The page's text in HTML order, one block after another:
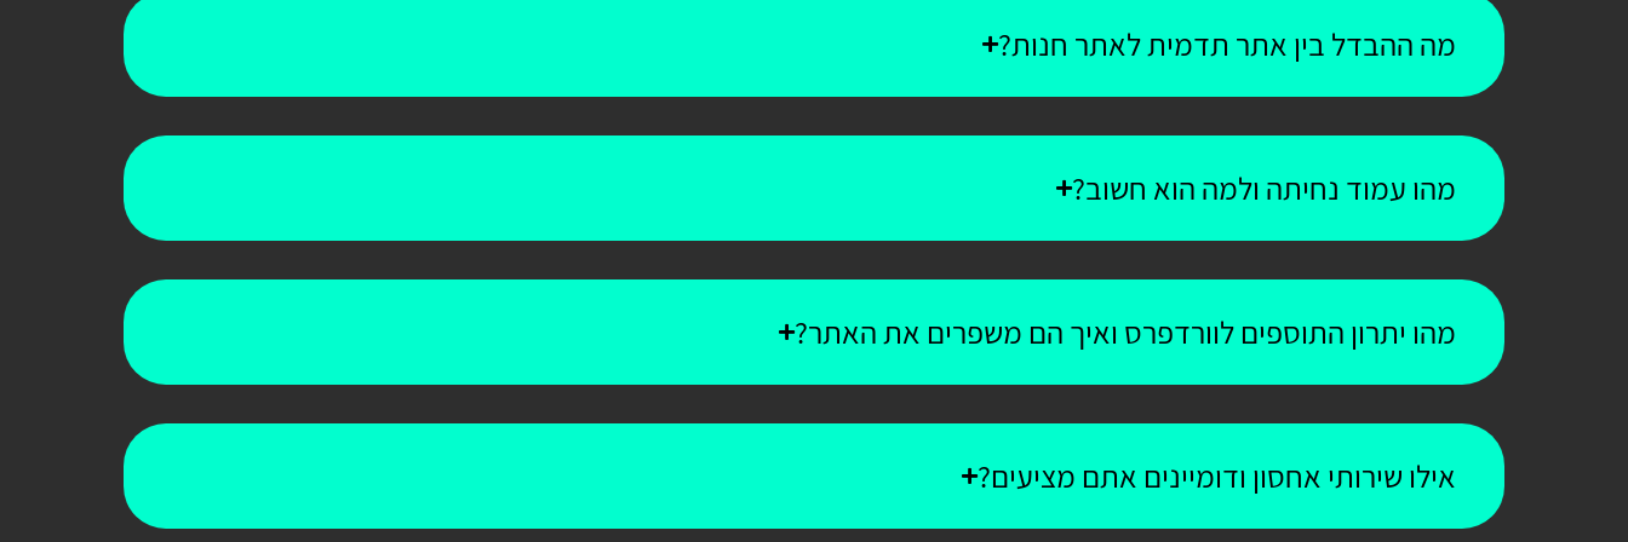
מה ההבדל בין אתר תדמית לאתר חנות?
מהו עמוד נחיתה ולמה הוא חשוב?
מהו יתרון התוספים לוורדפרס ואיך הם משפרים את האתר?
אילו שירותי אחסון ודומיינים אתם מציעים?